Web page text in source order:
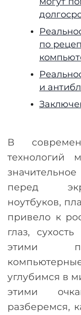
по
и
В
технологий
перед
ноутбуков,
привело к
глаз,
этими
углубимся в
этими
разберемся,